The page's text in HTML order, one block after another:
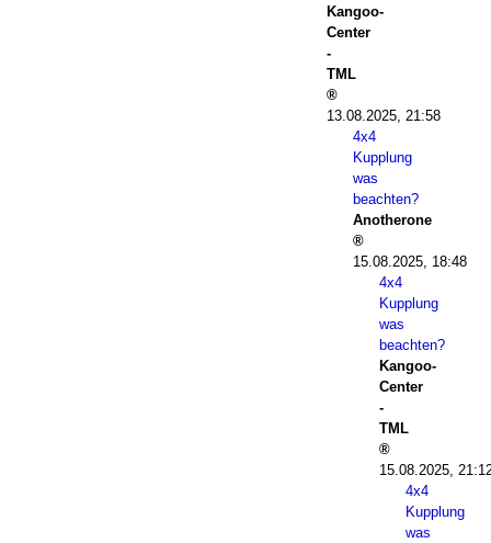
Kangoo-
Center
-
TML
13.08.2025, 21:58
4x4
Kupplung
was
beachten?
Anotherone
15.08.2025, 18:48
4x4
Kupplung
was
beachten?
Kangoo-
Center
-
TML
15.08.2025,
4x4
Kupplung
was